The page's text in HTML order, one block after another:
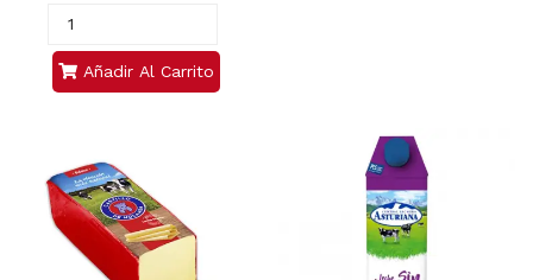
Añadir Al Carrito